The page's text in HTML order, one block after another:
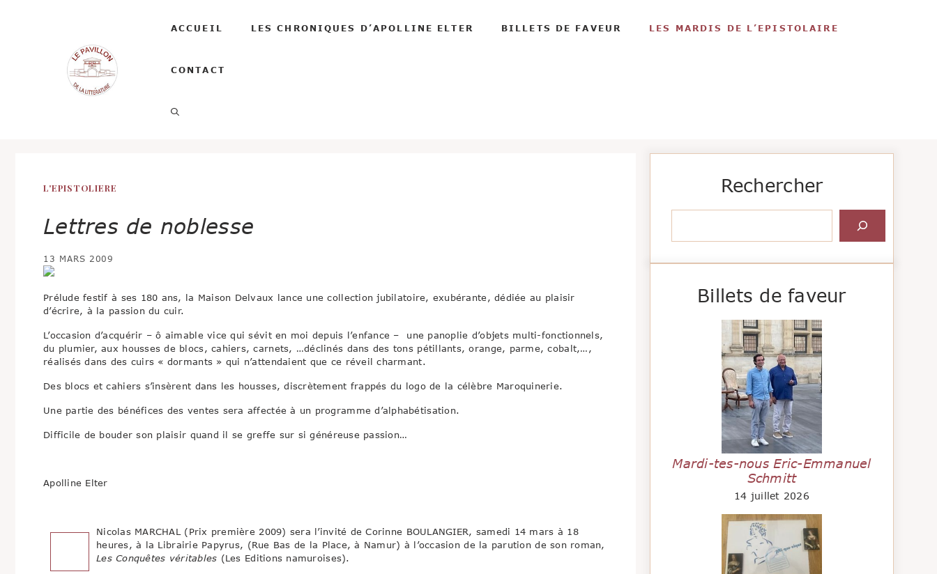
ACCUEIL LES CHRONIQUES D’APOLLINE ELTER BILLETS DE FAVEUR LES MARDIS DE L’EPISTOLAIRE
CONTACT
L'EPISTOLIERE
Lettres de noblesse
13 MARS 2009
Prélude festif à ses 180 ans, la Maison Delvaux lance une collection jubilatoire, exubérante, dédiée au plaisir
d’écrire, à la passion du cuir.
L’occasion d’acquérir – ô aimable vice qui sévit en moi depuis l’enfance – une panoplie d’objets multi-fonctionnels,
du plumier, aux housses de blocs, cahiers, carnets, …déclinés dans des tons pétillants, orange, parme, cobalt,…,
réalisés dans des cuirs « dormants » qui n’attendaient que ce réveil charmant.
Des blocs et cahiers s’insèrent dans les housses, discrètement frappés du logo de la célèbre Maroquinerie.
Une partie des bénéfices des ventes sera affectée à un programme d’alphabétisation.
Difficile de bouder son plaisir quand il se greffe sur si généreuse passion…
Apolline Elter
Nicolas MARCHAL (Prix première 2009) sera l’invité de Corinne BOULANGIER, samedi 14 mars à 18
heures, à la Librairie Papyrus, (Rue Bas de la Place, à Namur) à l’occasion de la parution de son roman,
Les Conquêtes véritables (Les Editions namuroises).
Rechercher
Billets de faveur
Mardi-tes-nous Eric-Emmanuel
Schmitt
14 juillet 2026